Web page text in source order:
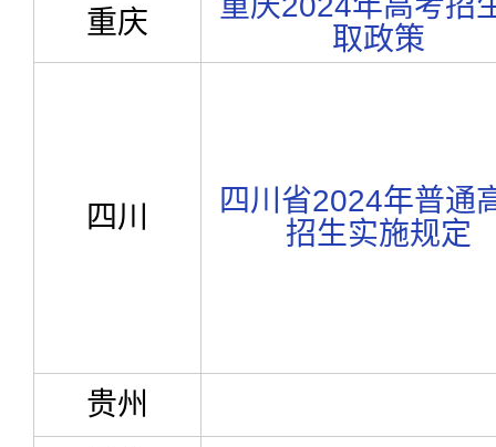
重庆
取政策
四川
四川省2024年普通
招生实施规定
贵州